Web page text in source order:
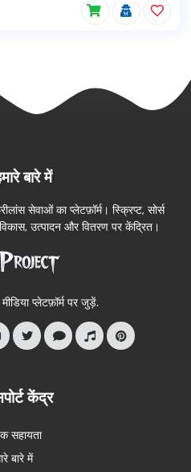
बारे में
सेवाओं का प्लेटफ़ॉर्म। स्क्रिप्ट, सोर्स
उत्पादन और वितरण पर केंद्रित।
प्लेटफ़ॉर्म पर जुड़ें.
केंद्र
सहायता
बारे में